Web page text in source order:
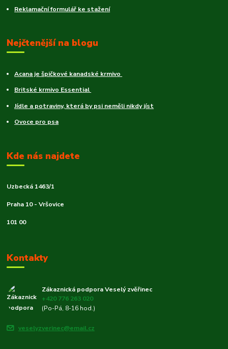
Reklamační formulář ke stažení
Nejčtenější na blogu
Acana je špičkové kanadské krmivo
Britské krmivo Essential
Jídle a potraviny, která by psi neměli nikdy jíst
Ovoce pro psa
Kde nás najdete
Uzbecká 1463/1
Praha 10 - Vršovice
101 00
Kontakty
Zákaznická podpora Veselý zvěřinec
+420 776 263 020
(Po-Pá, 8-16 hod.)
veselyzverinec@email.cz